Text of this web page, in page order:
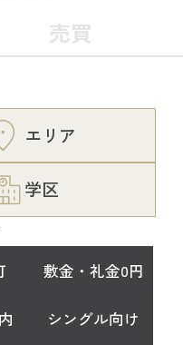
売買
エリア
学区
敷金・礼金0円
シングル向け